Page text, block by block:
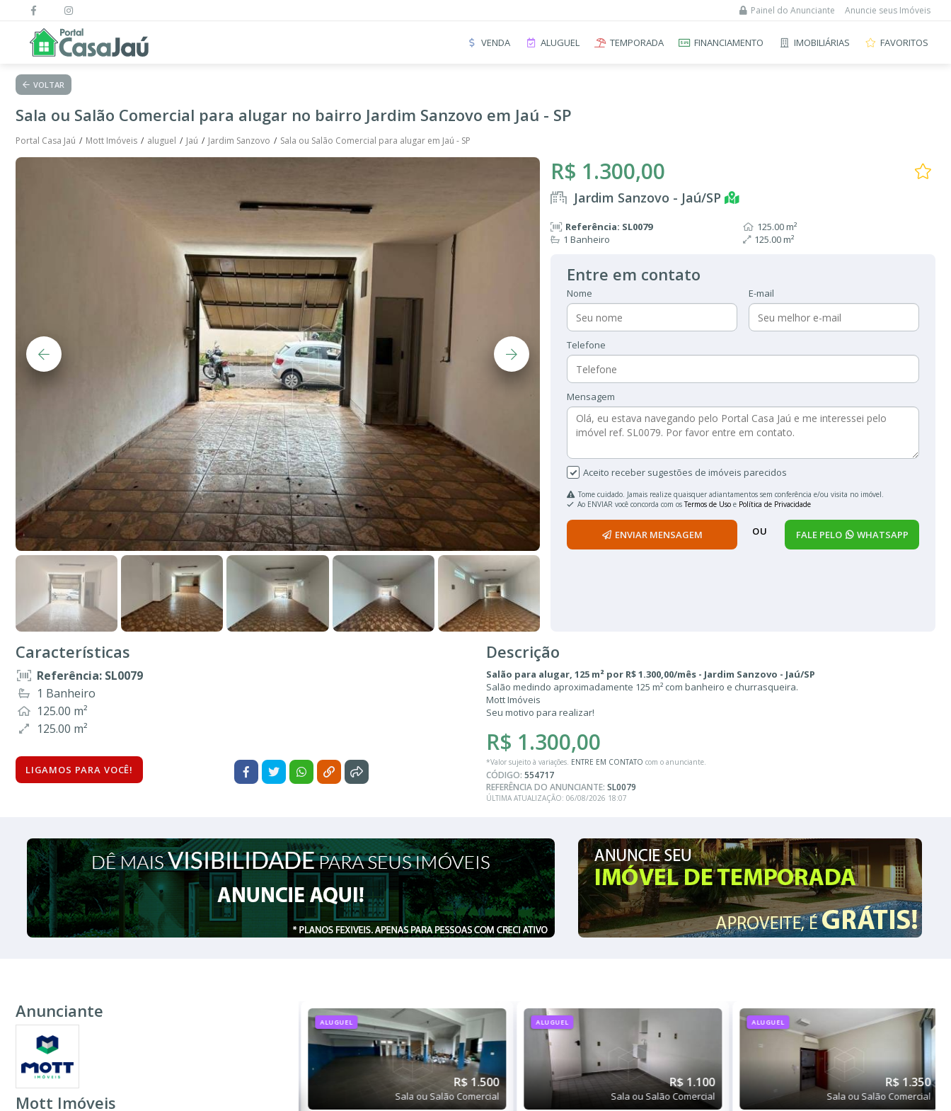
Painel do Anunciante Anuncie seus Imóveis
VENDA ALUGUEL TEMPORADA FINANCIAMENTO IMOBILIÁRIAS FAVORITOS
VOLTAR
Sala ou Salão Comercial para alugar no bairro Jardim Sanzovo em Jaú - SP
Portal Casa Jaú Mott Imóveis aluguel Jaú Jardim Sanzovo Sala ou Salão Comercial para alugar em Jaú - SP
R$ 1.300,00
Jardim Sanzovo - Jaú/SP
Referência: SL0079
1 Banheiro
125.00 m²
125.00 m²
Entre em contato
Nome E-mail
Telefone
Mensagem
Aceito receber sugestões de imóveis parecidos
Tome cuidado. Jamais realize quaisquer adiantamentos sem conferência e/ou visita no imóvel.
Ao ENVIAR você concorda com osTermos de Uso e Política de Privacidade
ENVIAR MENSAGEM OU FALE PELO WHATSAPP
Características
Referência: SL0079
1 Banheiro
125.00 m²
125.00 m²
LIGAMOS PARA VOCÊ!
Descrição
Salão para alugar, 125 m² por R$ 1.300,00/mês - Jardim Sanzovo - Jaú/SP
Salão medindo aproximadamente 125 m² com banheiro e churrasqueira.
Mott Imóveis
Seu motivo para realizar!
R$ 1.300,00
*Valor sujeito à variações. ENTRE EM CONTATO com o anunciante.
CÓDIGO: 554717
REFERÊNCIA DO ANUNCIANTE: SL0079
ÚLTIMA ATUALIZAÇÃO: 06/08/2026 18:07
Anunciante
Mott Imóveis
ALUGUEL
R$ 1.500
Sala ou Salão Comercial
ALUGUEL
R$ 1.100
Sala ou Salão Comercial
ALUGUEL
R$ 1.350
Sala ou Salão Comercial